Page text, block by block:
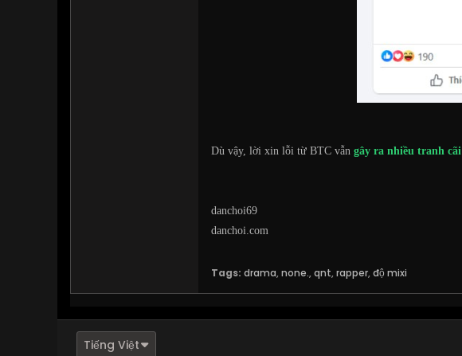
Dù vậy, lời xin lỗi từ BTC vẫn gây ra nhiều tranh cãi
​danchoi69
danchoi.com
Tags: drama, none., qnt, rapper, độ mixi
Tiếng Việt